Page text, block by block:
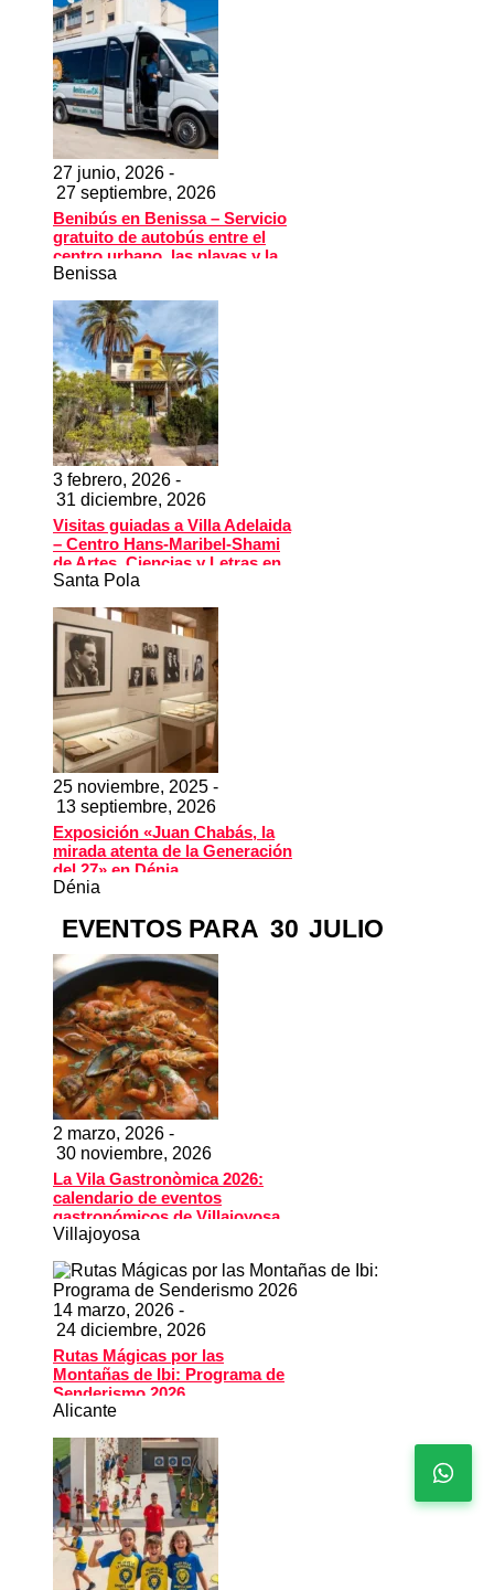
27 junio, 2026 -
27 septiembre, 2026
Benibús en Benissa – Servicio
gratuito de autobús entre el
centro urbano, las playas y la
piscina municipal
Benissa
3 febrero, 2026 -
31 diciembre, 2026
Visitas guiadas a Villa Adelaida
– Centro Hans-Maribel-Shami
de Artes, Ciencias y Letras en
Santa Pola
Santa Pola
25 noviembre, 2025 -
13 septiembre, 2026
Exposición «Juan Chabás, la
mirada atenta de la Generación
del 27» en Dénia
Dénia
EVENTOS PARA 30 JULIO
2 marzo, 2026 -
30 noviembre, 2026
La Vila Gastronòmica 2026:
calendario de eventos
gastronómicos de Villajoyosa
Villajoyosa
14 marzo, 2026 -
24 diciembre, 2026
Rutas Mágicas por las
Montañas de Ibi: Programa de
Senderismo 2026
Alicante